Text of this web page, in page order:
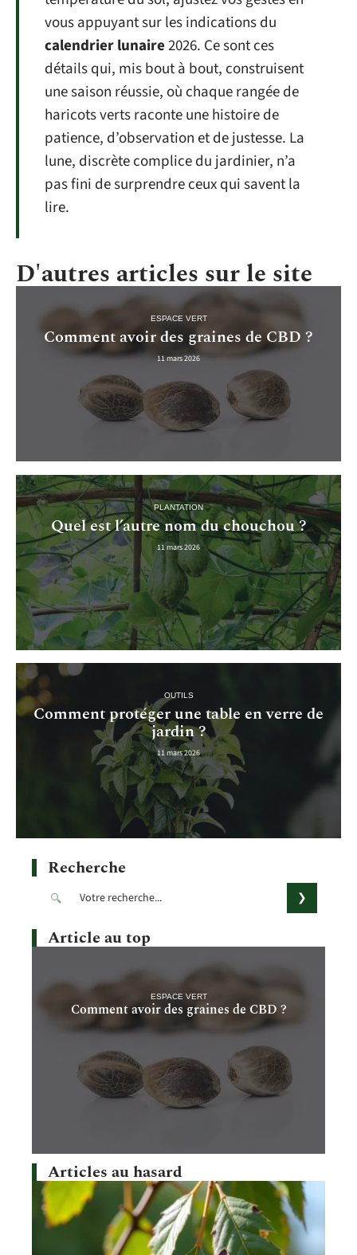
vous appuyant sur les indications du
calendrier lunaire2026. Ce sont ces
détails qui, mis bout à bout, construisent
une saison réussie, où chaque rangée de
haricots verts raconte une histoire de
patience, d’observation et de justesse. La
lune, discrète complice du jardinier, n’a
pas fini de surprendre ceux qui savent la
lire.
D'autres articles sur le site
ESPACE VERT
Comment avoir des graines de CBD ?
11 mars 2026
PLANTATION
Quel est l’autre nom du chouchou ?
11 mars 2026
OUTILS
Comment protéger une table en verre de
jardin ?
11 mars 2026
Recherche
Article au top
ESPACE VERT
Comment avoir des graines de CBD ?
Articles au hasard